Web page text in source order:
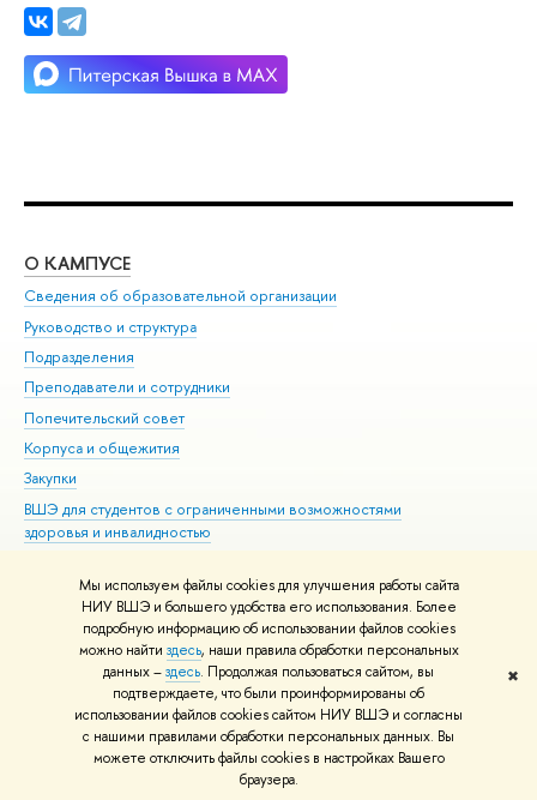
Мы используем файлы cookies для улучшения работы сайта
НИУ ВШЭ и большего удобства его использования. Более
подробную информацию об использовании файлов cookies
можно найти здесь, наши правила обработки персональных
данных –здесь. Продолжая пользоваться сайтом, вы
подтверждаете, что были проинформированы об
использовании файлов cookies сайтом НИУ ВШЭ и согласны
с нашими правилами обработки персональных данных. Вы
можете отключить файлы cookies в настройках Вашего
браузера.
✖
О КАМПУСЕ
Сведения об образовательной организации
Руководство и структура
Подразделения
Преподаватели и сотрудники
Попечительский совет
Корпуса и общежития
Закупки
ВШЭ для студентов с ограниченными возможностями
здоровья и инвалидностью
Единая платежная страница
© НИУ ВШЭ 1993–2026 Адреса и контакты Условия использования
материалов Политика конфиденциальности Карта сайта
Шрифты HSE Sans и HSE Slab разработаны вШколе дизайна НИУ ВШЭ